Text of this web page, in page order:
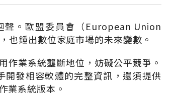
聲。歐盟委員會（European Union
也錘出數位家庭市場的未來變數。
作業系統壟斷地位，妨礙公平競爭。
發相容軟體的完整資訊，還須提供
業系統版本。